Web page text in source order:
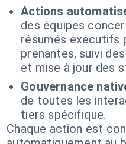
Actions
des équipes
résumés exécutifs
prenantes, suivi
et mise à jour des
Gouvernance
de toutes les
tiers spécifique.
Chaque action est